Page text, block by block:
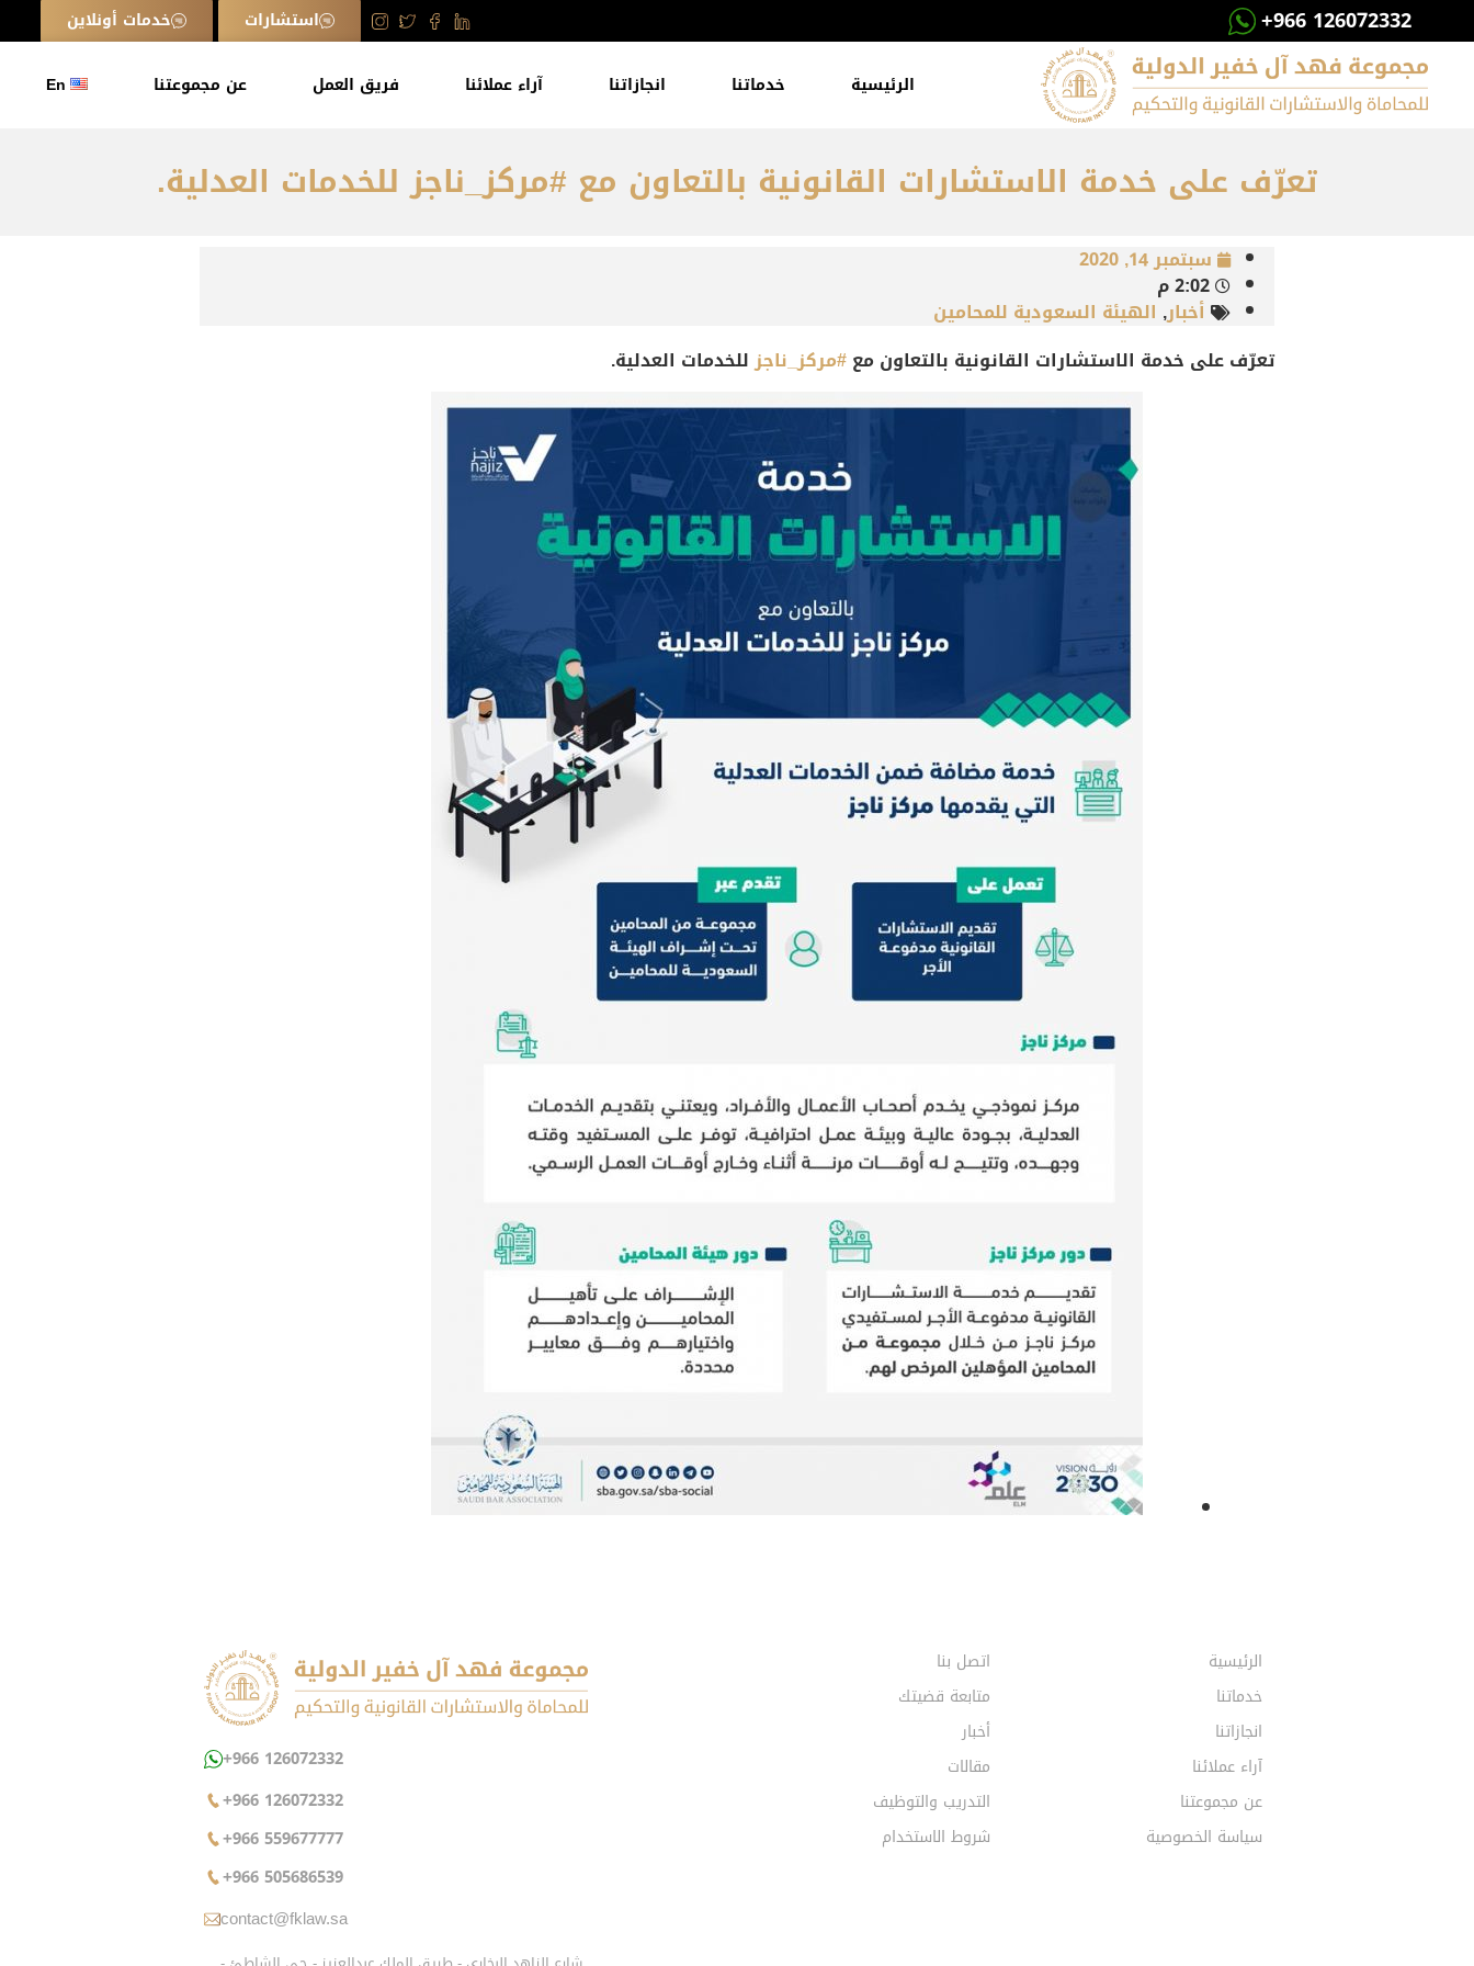
+966 126072332 استشارات خدمات أونلاين
الرئيسية خدماتنا انجازاتنا آراء عملائنا فريق العمل عن مجموعتنا En
تعرّف على خدمة الاستشارات القانونية بالتعاون مع #مركز_ناجز للخدمات العدلية.
سبتمبر 14, 2020
2:02 م
أخبار, الهيئة السعودية للمحامين
تعرّف على خدمة الاستشارات القانونية بالتعاون مع#مركز_ناجزللخدمات العدلية.
الرئيسية
خدماتنا
انجازاتنا
آراء عملائنا
عن مجموعتنا
سياسة الخصوصية
اتصل بنا
متابعة قضيتك
أخبار
مقالات
التدريب والتوظيف
شروط الاستخدام
+966 126072332
+966 126072332
+966 559677777
+966 505686539
contact@fklaw.sa